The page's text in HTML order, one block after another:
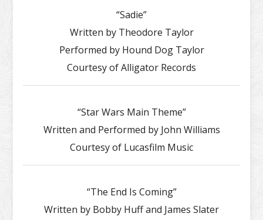
“Sadie”
Written by Theodore Taylor
Performed by Hound Dog Taylor
Courtesy of Alligator Records
“Star Wars Main Theme”
Written and Performed by John Williams
Courtesy of Lucasfilm Music
“The End Is Coming”
Written by Bobby Huff and James Slater